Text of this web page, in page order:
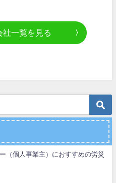
社一覧を見る
（個人事業主）におすすめの労災